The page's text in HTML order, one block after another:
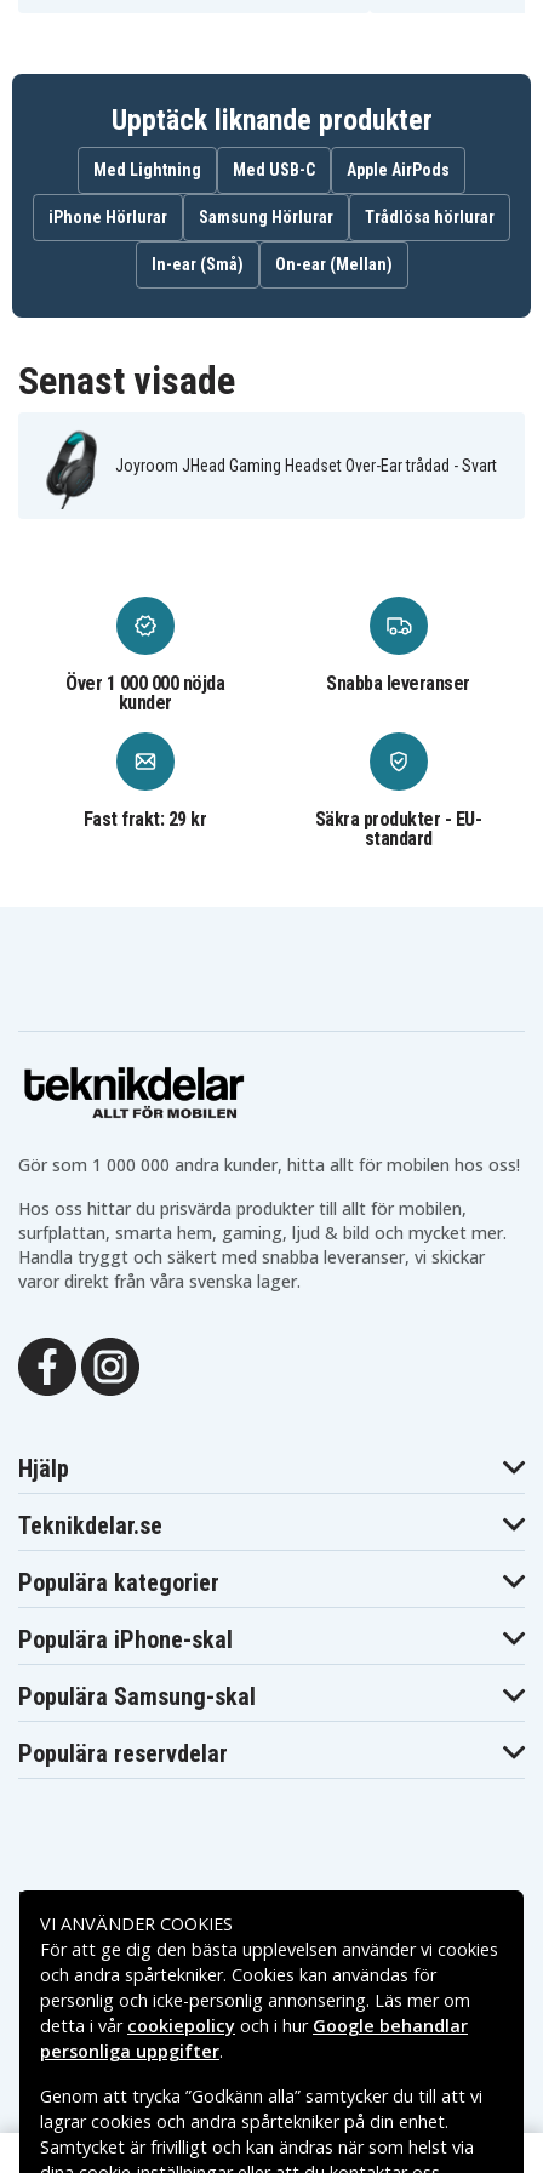
Kabellängd: 2m ± 10%
Adapterkabelns längd: 0,23 m ± 10 %
Headsetkabel: 3,5 mm-kontakt (TRRS 4-polig)
Adapterkabel: 1 hona till 2 hane 3,5 mm (TRS 3-
polig)
Ljuseffekt: isblått ljus
Produkttyp Headset
Märke
Anslutningstyp Trådbunden
Upptäck liknande produkter
Med Lightning Med USB-C Apple AirPods
iPhone Hörlurar Samsung Hörlurar Trådlösa hörlurar
In-ear (Små) On-ear (Mellan)
Senast visade
Joyroom JHead Gaming Headset Over-Ear trådad - Svart
Över 1 000 000 nöjda
kunder
Snabba leveranser
Fast frakt: 29 kr
Säkra produkter - EU-
standard
Gör som 1 000 000 andra kunder, hitta allt för mobilen hos oss!
Hos oss hittar du prisvärda produkter till allt för mobilen,
surfplattan, smarta hem, gaming, ljud & bild och mycket mer.
Handla tryggt och säkert med snabba leveranser, vi skickar
varor direkt från våra svenska lager.
Hjälp
Teknikdelar.se
Populära kategorier
Populära iPhone-skal
Populära Samsung-skal
Populära reservdelar
Betalningsalternativ
Leveransalternativ
VI ANVÄNDER COOKIES
För att ge dig den bästa upplevelsen använder vi cookies
och andra spårtekniker. Cookies kan användas för
personlig och icke-personlig annonsering. Läs mer om
detta i vår cookiepolicy och i hur Google behandlar
personliga uppgifter.
Genom att trycka ”Godkänn alla” samtycker du till att vi
lagrar cookies och andra spårtekniker på din enhet.
Samtycket är frivilligt och kan ändras när som helst via